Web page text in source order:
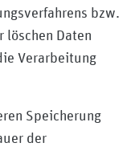
bzw.
löschen Daten
Verarbeitung
Speicherung
der